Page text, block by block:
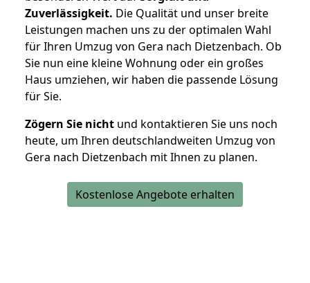
Zuverlässigkeit. Die Qualität und unser breite
Leistungen machen uns zu der optimalen Wahl
für Ihren Umzug von Gera nach Dietzenbach. Ob
Sie nun eine kleine Wohnung oder ein großes
Haus umziehen, wir haben die passende Lösung
für Sie.
Zögern Sie nicht und kontaktieren Sie uns noch
heute, um Ihren deutschlandweiten Umzug von
Gera nach Dietzenbach mit Ihnen zu planen.
Kostenlose Angebote erhalten